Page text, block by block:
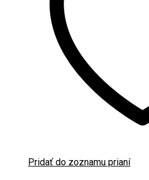
Pridať do zoznamu prianí